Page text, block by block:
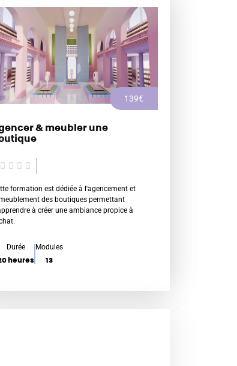
139€
& meubler une
   
N
t
é
u
5
formation est dédiée à l'agencement et
des boutiques permettant
à créer une ambiance propice à
Durée
heures
Modules
13